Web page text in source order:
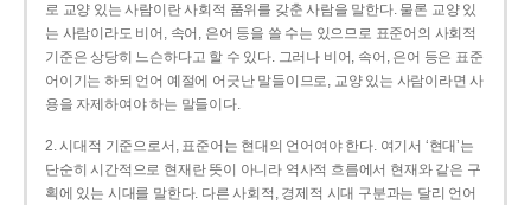
로 교양 있는 사람이란 사회적 품위를 갖춘 사람을 말한다. 물론 교양 있
는 사람이라도 비어, 속어, 은어 등을 쓸 수는 있으므로 표준어의 사회적
기준은 상당히 느슨하다고 할 수 있다. 그러나 비어, 속어, 은어 등은 표준
어이기는 하되 언어 예절에 어긋난 말들이므로, 교양 있는 사람이라면 사
용을 자제하여야 하는 말들이다.
2. 시대적 기준으로서, 표준어는 현대의 언어여야 한다. 여기서 ‘현대’는
단순히 시간적으로 현재란 뜻이 아니라 역사적 흐름에서 현재와 같은 구
획에 있는 시대를 말한다. 다른 사회적, 경제적 시대 구분과는 달리 언어